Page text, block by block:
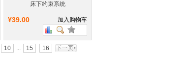
床下约束系统
¥39.00 加入购物车
10 ... 15 16